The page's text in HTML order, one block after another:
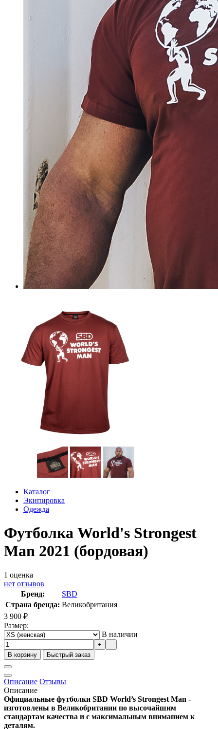
Каталог
Экипировка
Одежда
Футболка World's Strongest
Man 2021 (бордовая)
1 оценка
нет отзывов
Бренд:
SBD
Страна бренда: Великобритания
3 900 ₽
Размер:
В наличии
+
–
В корзину
Быстрый заказ
Описание Отзывы
Описание
Официальные футболки SBD World’s Strongest Man -
изготовлены в Великобритании по высочайшим
стандартам качества и с максимальным вниманием к
деталям.